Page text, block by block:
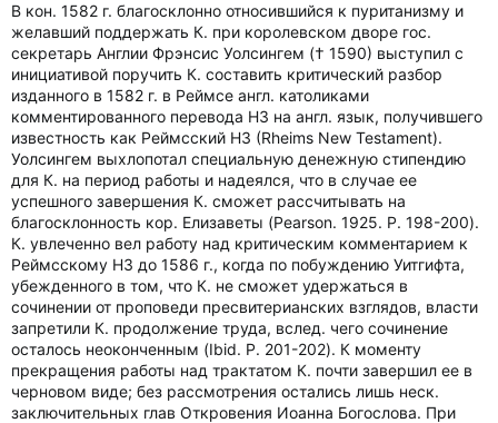
В кон. 1582 г. благосклонно относившийся к пуританизму и
желавший поддержать К. при королевском дворе гос.
секретарь Англии Фрэнсис Уолсингем († 1590) выступил с
инициативой поручить К. составить критический разбор
изданного в 1582 г. в Реймсе англ. католиками
комментированного перевода НЗ на англ. язык, получившего
известность как Реймсский НЗ (Rheims New Testament).
Уолсингем выхлопотал специальную денежную стипендию
для К. на период работы и надеялся, что в случае ее
успешного завершения К. сможет рассчитывать на
благосклонность кор. Елизаветы (Pearson. 1925. P. 198-200).
К. увлеченно вел работу над критическим комментарием к
Реймсскому НЗ до 1586 г., когда по побуждению Уитгифта,
убежденного в том, что К. не сможет удержаться в
сочинении от проповеди пресвитерианских взглядов, власти
запретили К. продолжение труда, вслед. чего сочинение
осталось неоконченным (Ibid. P. 201-202). К моменту
прекращения работы над трактатом К. почти завершил ее в
черновом виде; без рассмотрения остались лишь неск.
заключительных глав Откровения Иоанна Богослова. При